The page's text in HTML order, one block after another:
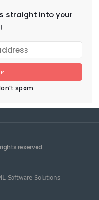
straight into your
spam
reserved.
Software Solutions